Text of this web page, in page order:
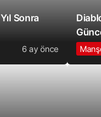
Sonra
6 ay önce